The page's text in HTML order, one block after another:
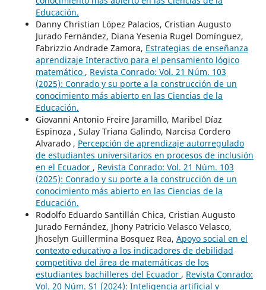
Educación.
Danny Christian López Palacios, Cristian Augusto
Jurado Fernández, Diana Yesenia Rugel Domínguez,
Fabrizzio Andrade Zamora, Estrategias de enseñanza
aprendizaje Interactivo para el pensamiento lógico
matemático , Revista Conrado: Vol. 21 Núm. 103
(2025): Conrado y su porte a la construcción de un
conocimiento más abierto en las Ciencias de la
Educación.
Giovanni Antonio Freire Jaramillo, Maribel Díaz
Espinoza , Sulay Triana Galindo, Narcisa Cordero
Alvarado , Percepción de aprendizaje autorregulado
de estudiantes universitarios en procesos de inclusión
en el Ecuador , Revista Conrado: Vol. 21 Núm. 103
(2025): Conrado y su porte a la construcción de un
conocimiento más abierto en las Ciencias de la
Educación.
Rodolfo Eduardo Santillán Chica, Cristian Augusto
Jurado Fernández, Jhony Patricio Velasco Velasco,
Jhoselyn Guillermina Bosquez Rea, Apoyo social en el
contexto educativo a los indicadores de debilidad
competitiva del área de matemáticas de los
estudiantes bachilleres del Ecuador , Revista Conrado:
Vol. 20 Núm. S1 (2024): Inteligencia artificial y